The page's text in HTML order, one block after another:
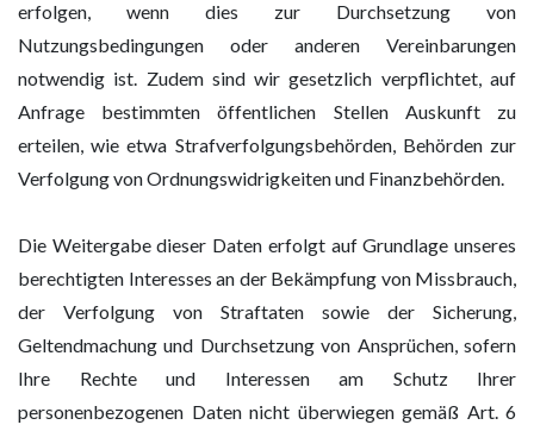
erfolgen, wenn dies zur Durchsetzung von
Nutzungsbedingungen oder anderen Vereinbarungen
notwendig ist. Zudem sind wir gesetzlich verpflichtet, auf
Anfrage bestimmten öffentlichen Stellen Auskunft zu
erteilen, wie etwa Strafverfolgungsbehörden, Behörden zur
Verfolgung von Ordnungswidrigkeiten und Finanzbehörden.
Die Weitergabe dieser Daten erfolgt auf Grundlage unseres
berechtigten Interesses an der Bekämpfung von Missbrauch,
der Verfolgung von Straftaten sowie der Sicherung,
Geltendmachung und Durchsetzung von Ansprüchen, sofern
Ihre Rechte und Interessen am Schutz Ihrer
personenbezogenen Daten nicht überwiegen gemäß Art. 6